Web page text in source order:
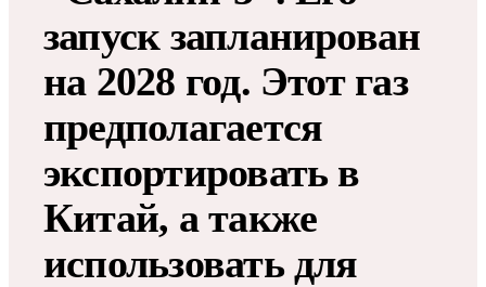
запуск запланирован
на 2028 год. Этот газ
предполагается
экспортировать в
Китай, а также
использовать для